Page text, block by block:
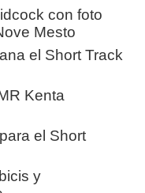
con foto
Mesto
el Short Track
Kenta
el Short
y